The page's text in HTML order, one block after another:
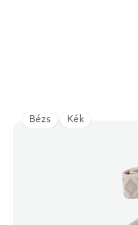
Bézs Kék